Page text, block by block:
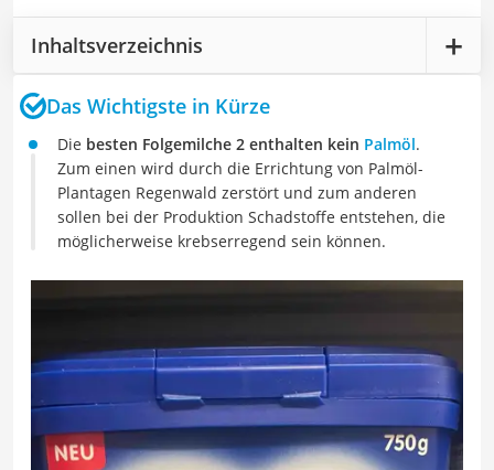
Inhaltsverzeichnis
Das Wichtigste in Kürze
Die besten Folgemilche 2 enthalten kein Palmöl.
Zum einen wird durch die Errichtung von Palmöl-
Plantagen Regenwald zerstört und zum anderen
sollen bei der Produktion Schadstoffe entstehen, die
möglicherweise krebserregend sein können.